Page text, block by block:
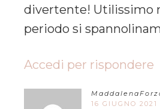
divertente! Utilissimo
periodo si
Accedi per rispondere
16 GIUGNO 2021